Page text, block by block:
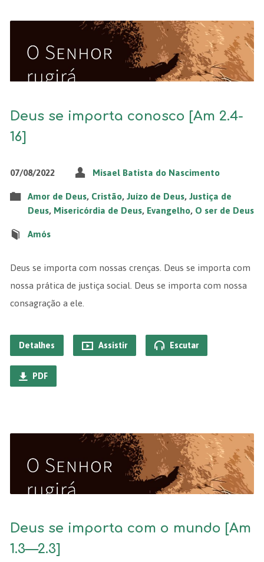
Deus se importa conosco [Am 2.4-
16]
07/08/2022 Misael Batista do Nascimento
Amor de Deus, Cristão, Juízo de Deus, Justiça de
Deus, Misericórdia de Deus, Evangelho, O ser de Deus
Amós
Deus se importa com nossas crenças. Deus se importa com
nossa prática de justiça social. Deus se importa com nossa
consagração a ele.
Detalhes Assistir Escutar
PDF
Deus se importa com o mundo [Am
1.3—2.3]